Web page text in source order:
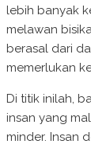
lebih banyak
melawan
berasal dari
memerlukan
Di titik inilah,
insan yang
minder. Insan